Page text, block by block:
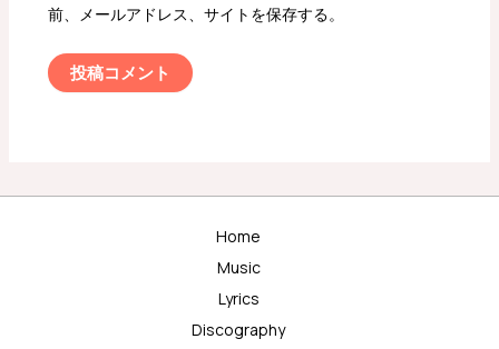
前、メールアドレス、サイトを保存する。
Home
Music
Lyrics
Discography